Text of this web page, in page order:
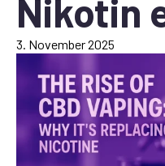
Nikotin
3. November 2025